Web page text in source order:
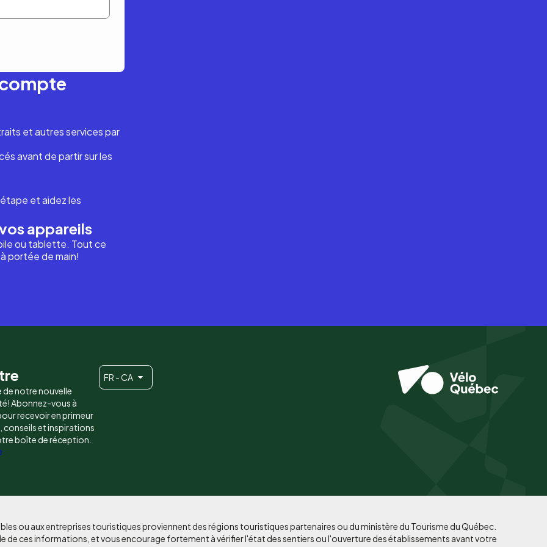
et autres services par
avant de partir sur les
et aidez les
appareils
ou tablette. Tout ce
portée de main!
de notre nouvelle
Abonnez-vous à
recevoir en primeur
conseils et inspirations
boîte de réception.
FR - CA
ou aux entreprises touristiques proviennent des régions touristiques partenaires ou du ministère du Tourisme du Québec.
de ces informations, et vous encourage fortement à vérifier l'état des sentiers ou l'ouverture des établissements avant votre